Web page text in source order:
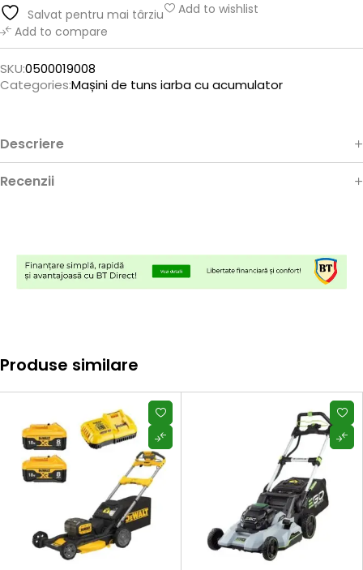
Salvat pentru mai târziu
Add to wishlist
Add to compare
SKU:0500019008
Categories:Mașini de tuns iarba cu acumulator
Descriere
Recenzii
Produse similare